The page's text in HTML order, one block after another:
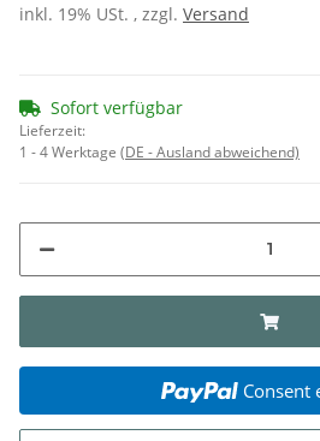
inkl. 19% USt. , zzgl. Versand
Sofort verfügbar
Lieferzeit:
1 - 4 Werktage (DE - Ausland abweichend)
Consent